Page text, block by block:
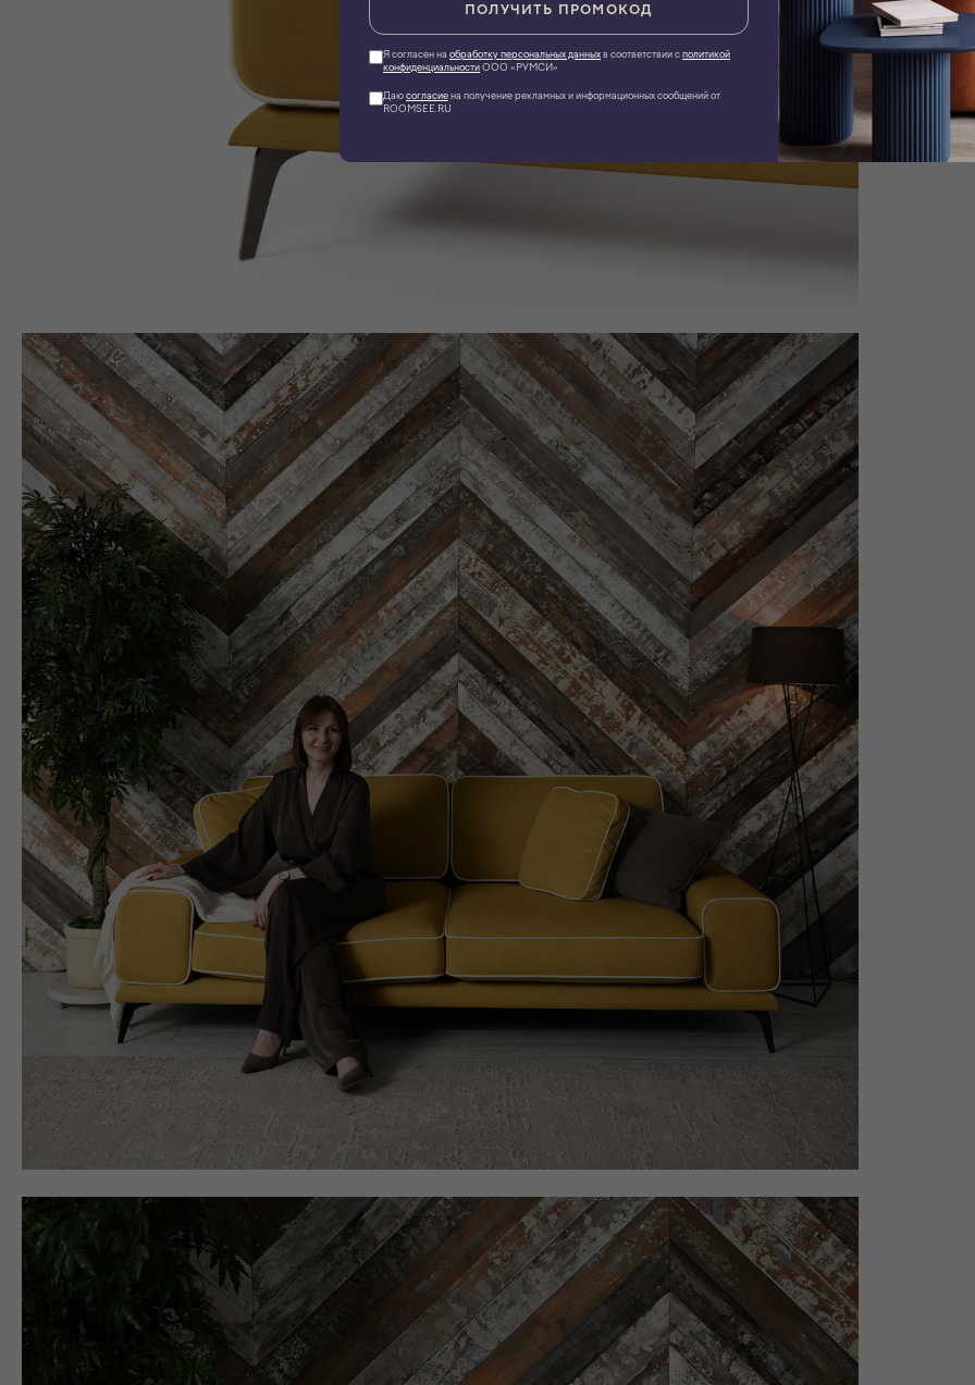
ПОЛУЧИТЬ ПРОМОКОД
Я согласен на обработку персональных данныхв соответствии сполитикой
конфиденциальностиООО «РУМСИ»
Даюсогласиена получение рекламных и информационных сообщений от
ROOMSEE.RU